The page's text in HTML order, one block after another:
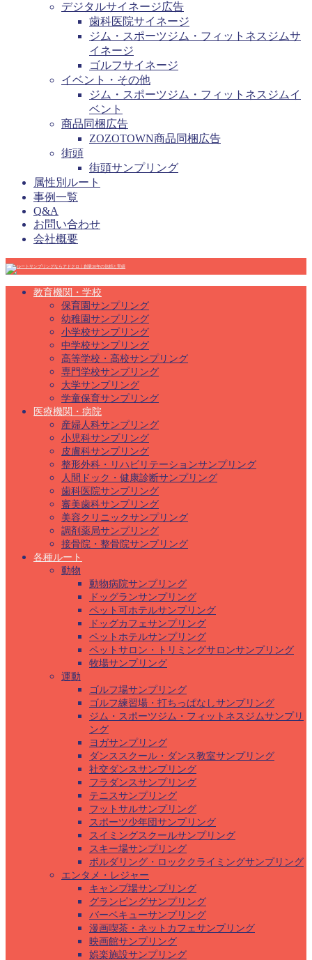
デジタルサイネージ広告
歯科医院サイネージ
ジム・スポーツジム・フィットネスジムサ
イネージ
ゴルフサイネージ
イベント・その他
ジム・スポーツジム・フィットネスジムイ
ベント
商品同梱広告
ZOZOTOWN商品同梱広告
街頭
街頭サンプリング
属性別ルート
事例一覧
Q&A
お問い合わせ
会社概要
教育機関・学校
保育園サンプリング
幼稚園サンプリング
小学校サンプリング
中学校サンプリング
高等学校・高校サンプリング
専門学校サンプリング
大学サンプリング
学童保育サンプリング
医療機関・病院
産婦人科サンプリング
小児科サンプリング
皮膚科サンプリング
整形外科・リハビリテーションサンプリング
人間ドック・健康診断サンプリング
歯科医院サンプリング
審美歯科サンプリング
美容クリニックサンプリング
調剤薬局サンプリング
接骨院・整骨院サンプリング
各種ルート
動物
動物病院サンプリング
ドッグランサンプリング
ペット可ホテルサンプリング
ドッグカフェサンプリング
ペットホテルサンプリング
ペットサロン・トリミングサロンサンプリング
牧場サンプリング
運動
ゴルフ場サンプリング
ゴルフ練習場・打ちっぱなしサンプリング
ジム・スポーツジム・フィットネスジムサンプリ
ング
ヨガサンプリング
ダンススクール・ダンス教室サンプリング
社交ダンスサンプリング
フラダンスサンプリング
テニスサンプリング
フットサルサンプリング
スポーツ少年団サンプリング
スイミングスクールサンプリング
スキー場サンプリング
ボルダリング・ロッククライミングサンプリング
エンタメ・レジャー
キャンプ場サンプリング
グランピングサンプリング
バーベキューサンプリング
漫画喫茶・ネットカフェサンプリング
映画館サンプリング
娯楽施設サンプリング